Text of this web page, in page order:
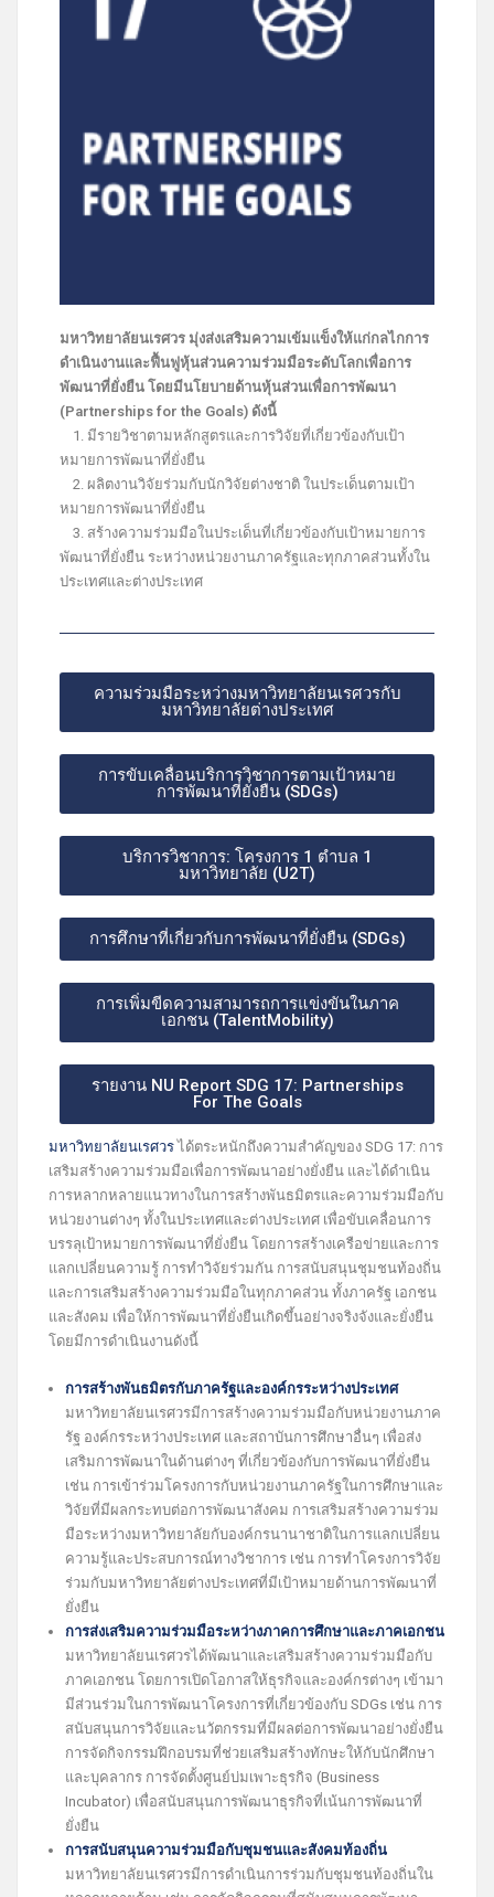
มหาวิทยาลัยนเรศวร มุ่งส่งเสริมความเข้มแข็งให้แก่กลไกการ
ดำเนินงานและฟื้นฟูหุ้นส่วนความร่วมมือระดับโลกเพื่อการ
พัฒนาที่ยั่งยืน โดยมีนโยบายด้านหุ้นส่วนเพื่อการพัฒนา
(Partnerships for the Goals) ดังนี้
1. มีรายวิชาตามหลักสูตรและการวิจัยที่เกี่ยวข้องกับเป้า
หมายการพัฒนาที่ยั่งยืน
2. ผลิตงานวิจัยร่วมกับนักวิจัยต่างชาติ ในประเด็นตามเป้า
หมายการพัฒนาที่ยั่งยืน
3. สร้างความร่วมมือในประเด็นที่เกี่ยวข้องกับเป้าหมายการ
พัฒนาที่ยั่งยืน ระหว่างหน่วยงานภาครัฐและทุกภาคส่วนทั้งใน
ประเทศและต่างประเทศ
ความร่วมมือระหว่างมหาวิทยาลัยนเรศวรกับ
มหาวิทยาลัยต่างประเทศ
การขับเคลื่อนบริการวิชาการตามเป้าหมาย
การพัฒนาที่ยั่งยืน (SDGs)
บริการวิชาการ: โครงการ 1 ตำบล 1
มหาวิทยาลัย (U2T)
การศึกษาที่เกี่ยวกับการพัฒนาที่ยั่งยืน (SDGs)
การเพิ่มขีดความสามารถการแข่งขันในภาค
เอกชน (TalentMobility)
รายงาน NU Report SDG 17: Partnerships
For The Goals
มหาวิทยาลัยนเรศวรได้ตระหนักถึงความสำคัญของ SDG 17: การ
เสริมสร้างความร่วมมือเพื่อการพัฒนาอย่างยั่งยืน และได้ดำเนิน
การหลากหลายแนวทางในการสร้างพันธมิตรและความร่วมมือกับ
หน่วยงานต่างๆ ทั้งในประเทศและต่างประเทศ เพื่อขับเคลื่อนการ
บรรลุเป้าหมายการพัฒนาที่ยั่งยืน โดยการสร้างเครือข่ายและการ
แลกเปลี่ยนความรู้ การทำวิจัยร่วมกัน การสนับสนุนชุมชนท้องถิ่น
และการเสริมสร้างความร่วมมือในทุกภาคส่วน ทั้งภาครัฐ เอกชน
และสังคม เพื่อให้การพัฒนาที่ยั่งยืนเกิดขึ้นอย่างจริงจังและยั่งยืน
โดยมีการดำเนินงานดังนี้
การสร้างพันธมิตรกับภาครัฐและองค์กรระหว่างประเทศ
มหาวิทยาลัยนเรศวรมีการสร้างความร่วมมือกับหน่วยงานภาค
รัฐ องค์กรระหว่างประเทศ และสถาบันการศึกษาอื่นๆ เพื่อส่ง
เสริมการพัฒนาในด้านต่างๆ ที่เกี่ยวข้องกับการพัฒนาที่ยั่งยืน
เช่น การเข้าร่วมโครงการกับหน่วยงานภาครัฐในการศึกษาและ
วิจัยที่มีผลกระทบต่อการพัฒนาสังคม การเสริมสร้างความร่วม
มือระหว่างมหาวิทยาลัยกับองค์กรนานาชาติในการแลกเปลี่ยน
ความรู้และประสบการณ์ทางวิชาการ เช่น การทำโครงการวิจัย
ร่วมกับมหาวิทยาลัยต่างประเทศที่มีเป้าหมายด้านการพัฒนาที่
ยั่งยืน
การส่งเสริมความร่วมมือระหว่างภาคการศึกษาและภาคเอกชน
มหาวิทยาลัยนเรศวรได้พัฒนาและเสริมสร้างความร่วมมือกับ
ภาคเอกชน โดยการเปิดโอกาสให้ธุรกิจและองค์กรต่างๆ เข้ามา
มีส่วนร่วมในการพัฒนาโครงการที่เกี่ยวข้องกับ SDGs เช่น การ
สนับสนุนการวิจัยและนวัตกรรมที่มีผลต่อการพัฒนาอย่างยั่งยืน
การจัดกิจกรรมฝึกอบรมที่ช่วยเสริมสร้างทักษะให้กับนักศึกษา
และบุคลากร การจัดตั้งศูนย์บ่มเพาะธุรกิจ (Business
Incubator) เพื่อสนับสนุนการพัฒนาธุรกิจที่เน้นการพัฒนาที่
ยั่งยืน
การสนับสนุนความร่วมมือกับชุมชนและสังคมท้องถิ่น
มหาวิทยาลัยนเรศวรมีการดำเนินการร่วมกับชุมชนท้องถิ่นใน